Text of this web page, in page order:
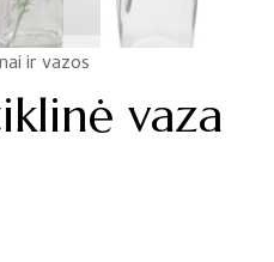
ir vazos
vaza